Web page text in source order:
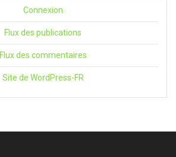
Connexion
Flux des publications
Flux des commentaires
Site de WordPress-FR